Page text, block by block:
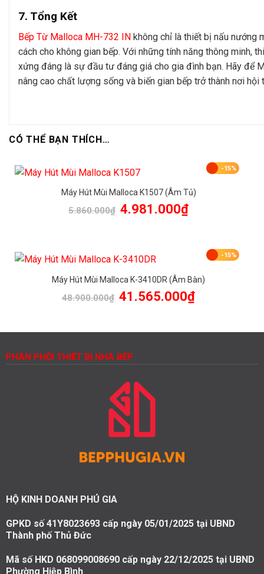
7. Tổng Kết
Bếp Từ Malloca MH-732 IN không chỉ là thiết bị nấu nướng
cách cho không gian bếp. Với những tính năng thông minh,
xứng đáng là sự đầu tư đáng giá cho gia đình bạn. Hãy để
nâng cao chất lượng sống và biến gian bếp trở thành nơi hội
CÓ THỂ BẠN THÍCH…
-15%
Máy Hút Mùi Malloca K1507 (Âm Tủ)
5.860.000₫ Giá
gốc
4.981.000₫Giá
-15%
Máy Hút Mùi Malloca K-3410DR (Âm Bàn)
48.900.000₫ Giá
gốc
41.565.000₫Giá
PHÂN PHỐI THIẾT BỊ NHÀ BẾP
HỘ KINH DOANH PHÚ GIA
GPKD số 41Y8023693 cấp ngày 05/01/2025 tại UBND
Thành phố Thủ Đức
Mã số HKD 068099008690 cấp ngày 22/12/2025 tại UBND
Phường Hiệp Bình